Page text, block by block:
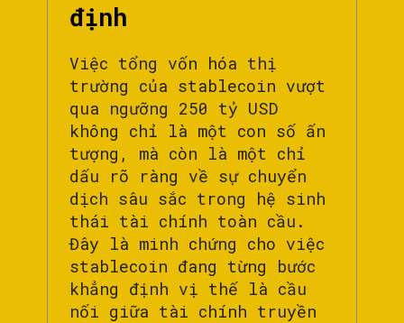
định
Việc tổng vốn hóa thị
trường của stablecoin vượt
qua ngưỡng 250 tỷ USD
không chỉ là một con số ấn
tượng, mà còn là một chỉ
dấu rõ ràng về sự chuyển
dịch sâu sắc trong hệ sinh
thái tài chính toàn cầu.
Đây là minh chứng cho việc
stablecoin đang từng bước
khẳng định vị thế là cầu
nối giữa tài chính truyền